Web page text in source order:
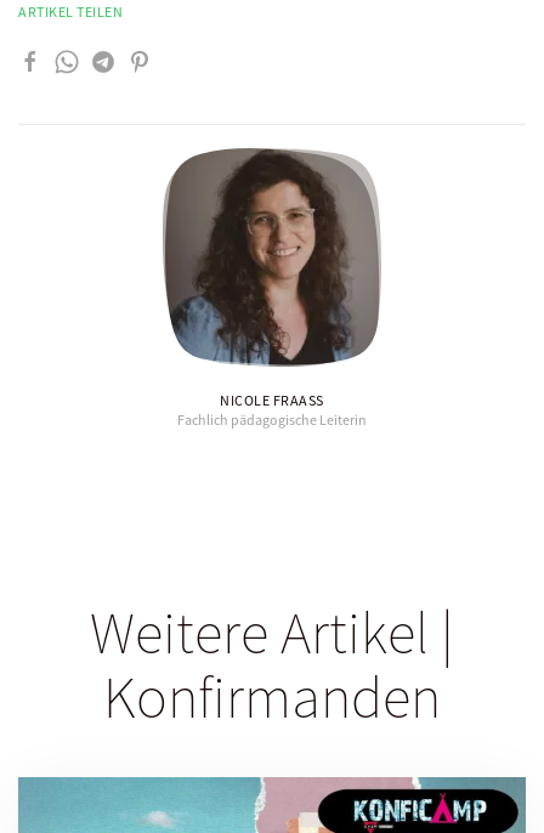
ARTIKEL TEILEN
NICOLE FRAASS
Fachlich pädagogische Leiterin
Weitere Artikel |
Konfirmanden